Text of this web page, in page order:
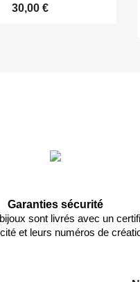
30,00 €
Garanties sécurité
sont livrés avec un
et leurs numéros de